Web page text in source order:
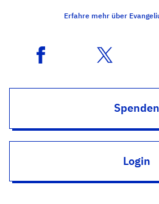
Erfahre mehr über
Spenden
Login